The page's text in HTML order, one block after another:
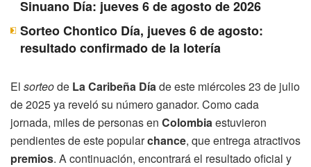
Sinuano Día: jueves 6 de agosto de 2026
Sorteo Chontico Día, jueves 6 de agosto:
resultado confirmado de la lotería
El sorteode La Caribeña Díade este miércoles 23 de julio
de 2025 ya reveló su número ganador. Como cada
jornada, miles de personas en Colombiaestuvieron
pendientes de este popularchance, que entrega atractivos
premios. A continuación, encontrará el resultado oficial y